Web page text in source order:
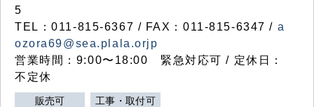
5
TEL：011-815-6367 / FAX：011-815-6347 / a
ozora69@sea.plala.orjp
営業時間：9:00〜18:00 緊急対応可 / 定休日：
不定休
販売可 工事・取付可